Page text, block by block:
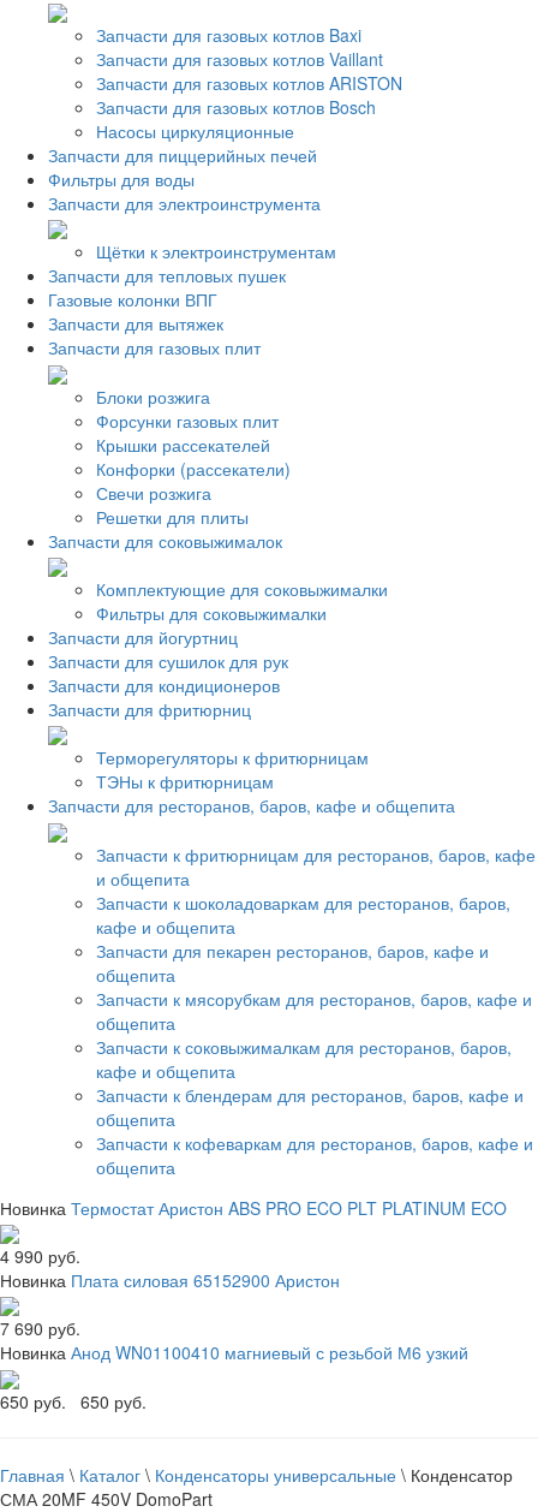
Запчасти для газовых котлов Baxi
Запчасти для газовых котлов Vaillant
Запчасти для газовых котлов ARISTON
Запчасти для газовых котлов Bosch
Насосы циркуляционные
Запчасти для пиццерийных печей
Фильтры для воды
Запчасти для электроинструмента
Щётки к электроинструментам
Запчасти для тепловых пушек
Газовые колонки ВПГ
Запчасти для вытяжек
Запчасти для газовых плит
Блоки розжига
Форсунки газовых плит
Крышки рассекателей
Конфорки (рассекатели)
Свечи розжига
Решетки для плиты
Запчасти для соковыжималок
Комплектующие для соковыжималки
Фильтры для соковыжималки
Запчасти для йогуртниц
Запчасти для сушилок для рук
Запчасти для кондиционеров
Запчасти для фритюрниц
Терморегуляторы к фритюрницам
ТЭНы к фритюрницам
Запчасти для ресторанов, баров, кафе и общепита
Запчасти к фритюрницам для ресторанов, баров, кафе
и общепита
Запчасти к шоколадоваркам для ресторанов, баров,
кафе и общепита
Запчасти для пекарен ресторанов, баров, кафе и
общепита
Запчасти к мясорубкам для ресторанов, баров, кафе и
общепита
Запчасти к соковыжималкам для ресторанов, баров,
кафе и общепита
Запчасти к блендерам для ресторанов, баров, кафе и
общепита
Запчасти к кофеваркам для ресторанов, баров, кафе и
общепита
Новинка Термостат Аристон ABS PRO ECO PLT PLATINUM ECO
4 990 руб.
Новинка Плата силовая 65152900 Аристон
7 690 руб.
Новинка Анод WN01100410 магниевый с резьбой М6 узкий
650 руб. 650 руб.
Главная \ Каталог \ Конденсаторы универсальные \ Конденсатор
СМА 20MF 450V DomoPart